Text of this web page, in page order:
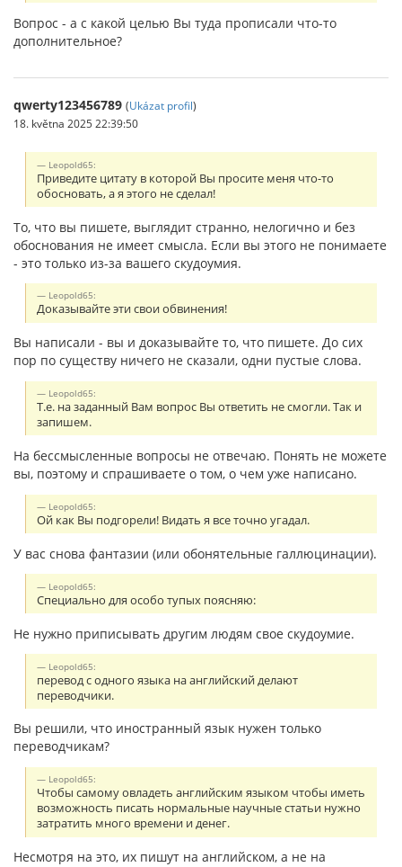
Вопрос - а с какой целью Вы туда прописали что-то
дополнительное?
qwerty123456789 (Ukázat profil)
18. května 2025 22:39:50
Leopold65:
Приведите цитату в которой Вы просите меня что-то
обосновать, а я этого не сделал!
То, что вы пишете, выглядит странно, нелогично и без
обоснования не имеет смысла. Если вы этого не понимаете
- это только из-за вашего скудоумия.
Leopold65:
Доказывайте эти свои обвинения!
Вы написали - вы и доказывайте то, что пишете. До сих
пор по существу ничего не сказали, одни пустые слова.
Leopold65:
Т.е. на заданный Вам вопрос Вы ответить не смогли. Так и
запишем.
На бессмысленные вопросы не отвечаю. Понять не можете
вы, поэтому и спрашиваете о том, о чем уже написано.
Leopold65:
Ой как Вы подгорели! Видать я все точно угадал.
У вас снова фантазии (или обонятельные галлюцинации).
Leopold65:
Специально для особо тупых поясняю:
Не нужно приписывать другим людям свое скудоумие.
Leopold65:
перевод с одного языка на английский делают
переводчики.
Вы решили, что иностранный язык нужен только
переводчикам?
Leopold65:
Чтобы самому овладеть английским языком чтобы иметь
возможность писать нормальные научные статьи нужно
затратить много времени и денег.
Несмотря на это, их пишут на английском, а не на